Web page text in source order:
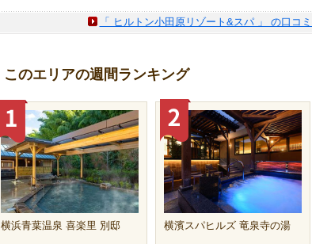
「 ヒルトン小田原リゾート&スパ 」 の口コ
このエリアの週間ランキング
横浜青葉温泉 喜楽里 別邸 横濱スパヒルズ 竜泉寺の湯